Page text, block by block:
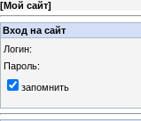
[Мой сайт]
Вход на сайт
Логин:
Пароль:
запомнить